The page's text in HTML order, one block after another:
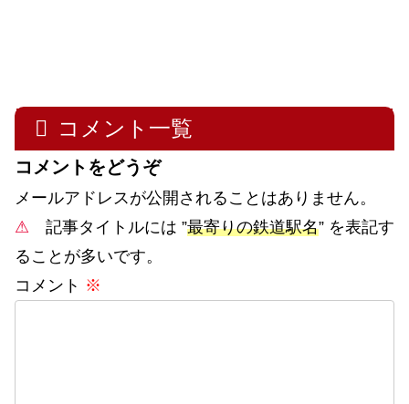
コメント一覧
コメントをどうぞ
メールアドレスが公開されることはありません。
⚠ 記事タイトルには ”最寄りの鉄道駅名” を表記す
ることが多いです。
コメント ※